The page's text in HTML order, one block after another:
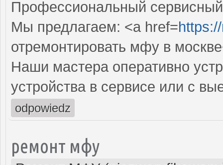
Профессиональный
Мы предлагаем: <a href=
отремонтировать мфу в
Наши мастера оперативно
устройства в сервисе или с
odpowiedz
ремонт мфу